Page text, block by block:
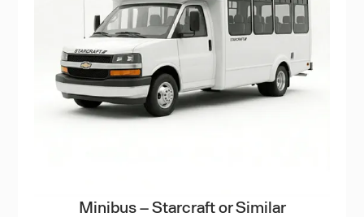
Minibus – Starcraft or Similar